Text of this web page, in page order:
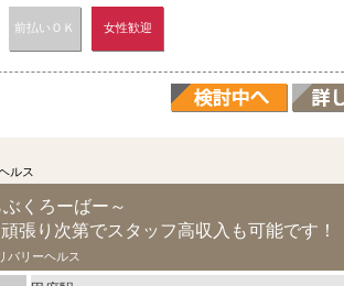
前払いＯＫ 女性歓迎
ルス
くろーばー～
張り次第でスタッフ高収入も可能です！
バリーヘルス